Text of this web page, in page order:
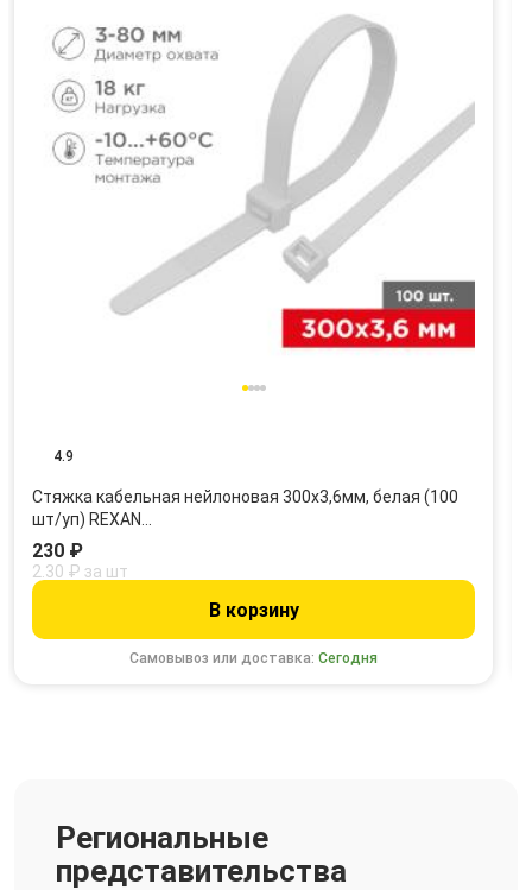
4.9
Стяжка кабельная нейлоновая 300x3,6мм, белая (100
шт/уп) REXAN…
Самовывоз или доставка:Сегодня
230 ₽
2.30 ₽ за шт
В корзину
Региональные
представительства